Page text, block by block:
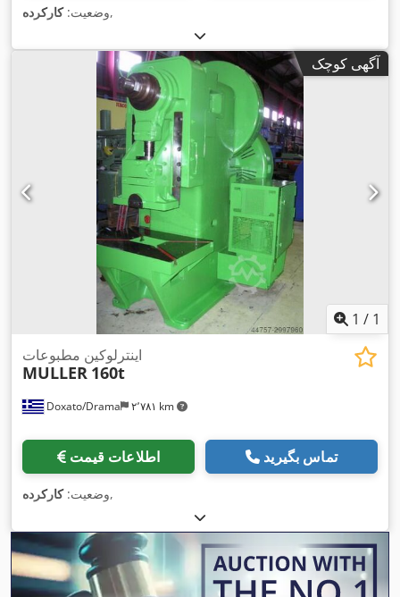
وضعیت:کارکرده ,
آگهی کوچک
1 / 1
Doxato/Drama ۲٬۷۸۱ km
اينترلوكين مطبوعات
MULLER 160t
اطلاعات قیمت تماس بگیرید
وضعیت:کارکرده ,